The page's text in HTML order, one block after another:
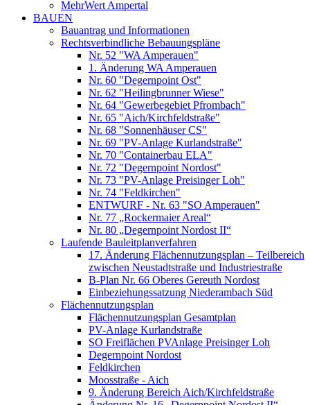
MehrWert Ampertal
BAUEN
Bauantrag und Informationen
Rechtsverbindliche Bebauungspläne
Nr. 52 "WA Amperauen"
1. Änderung WA Amperauen
Nr. 60 "Degernpoint Ost"
Nr. 62 "Heilingbrunner Wiese"
Nr. 64 "Gewerbegebiet Pfrombach"
Nr. 65 "Aich/Kirchfeldstraße"
Nr. 68 "Sonnenhäuser CS"
Nr. 69 "PV-Anlage Kurlandstraße"
Nr. 70 "Containerbau ELA"
Nr. 72 "Degernpoint Nordost"
Nr. 73 "PV-Anlage Preisinger Loh"
Nr. 74 "Feldkirchen"
ENTWURF - Nr. 63 "SO Amperauen"
Nr. 77 „Rockermaier Areal“
Nr. 80 „Degernpoint Nordost II“
Laufende Bauleitplanverfahren
17. Änderung Flächennutzungsplan – Teilbereich
zwischen Neustadtstraße und Industriestraße
B-Plan Nr. 66 Oberes Gereuth Nordost
Einbeziehungssatzung Niederambach Süd
Flächennutzungsplan
Flächennutzungsplan Gesamtplan
PV-Anlage Kurlandstraße
SO Freiflächen PV­Anlage Preisinger Loh
Degernpoint Nordost
Feldkirchen
Moosstraße - Aich
9. Änderung Bereich Aich/Kirchfeldstraße